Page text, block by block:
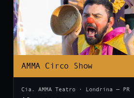
AMMA Circo Show
Cia. AMMA Teatro · Londrina — PR